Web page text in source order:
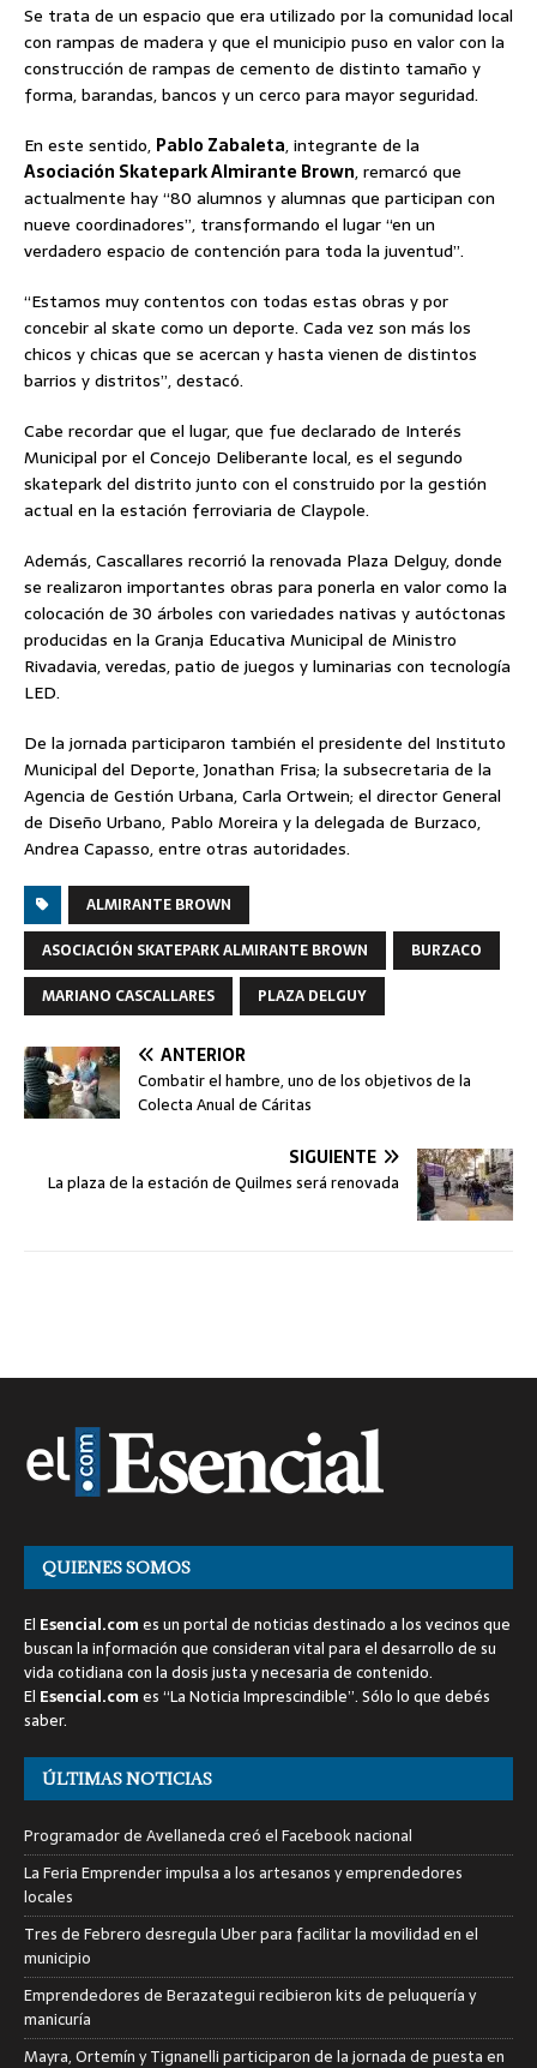
Se trata de un espacio que era utilizado por la comunidad local
con rampas de madera y que el municipio puso en valor con la
construcción de rampas de cemento de distinto tamaño y
forma, barandas, bancos y un cerco para mayor seguridad.
En este sentido, Pablo Zabaleta, integrante de la
Asociación Skatepark Almirante Brown, remarcó que
actualmente hay “80 alumnos y alumnas que participan con
nueve coordinadores”, transformando el lugar “en un
verdadero espacio de contención para toda la juventud”.
“Estamos muy contentos con todas estas obras y por
concebir al skate como un deporte. Cada vez son más los
chicos y chicas que se acercan y hasta vienen de distintos
barrios y distritos”, destacó.
Cabe recordar que el lugar, que fue declarado de Interés
Municipal por el Concejo Deliberante local, es el segundo
skatepark del distrito junto con el construido por la gestión
actual en la estación ferroviaria de Claypole.
Además, Cascallares recorrió la renovada Plaza Delguy, donde
se realizaron importantes obras para ponerla en valor como la
colocación de 30 árboles con variedades nativas y autóctonas
producidas en la Granja Educativa Municipal de Ministro
Rivadavia, veredas, patio de juegos y luminarias con tecnología
LED.
De la jornada participaron también el presidente del Instituto
Municipal del Deporte, Jonathan Frisa; la subsecretaria de la
Agencia de Gestión Urbana, Carla Ortwein; el director General
de Diseño Urbano, Pablo Moreira y la delegada de Burzaco,
Andrea Capasso, entre otras autoridades.
ALMIRANTE BROWN
ASOCIACIÓN SKATEPARK ALMIRANTE BROWN
BURZACO
MARIANO CASCALLARES
PLAZA DELGUY
ANTERIOR
Combatir el hambre, uno de los objetivos de la
Colecta Anual de Cáritas
SIGUIENTE
La plaza de la estación de Quilmes será renovada
QUIENES SOMOS
El Esencial.comes un portal de noticias destinado a los vecinos que
buscan la información que consideran vital para el desarrollo de su
vida cotidiana con la dosis justa y necesaria de contenido.
El Esencial.comes “La Noticia Imprescindible”. Sólo lo que debés
saber.
ÚLTIMAS NOTICIAS
Programador de Avellaneda creó el Facebook nacional
La Feria Emprender impulsa a los artesanos y emprendedores
locales
Tres de Febrero desregula Uber para facilitar la movilidad en el
municipio
Emprendedores de Berazategui recibieron kits de peluquería y
manicuría
Mayra, Ortemín y Tignanelli participaron de la jornada de puesta en